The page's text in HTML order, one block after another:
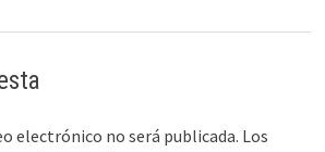
electrónico no será publicada. Los